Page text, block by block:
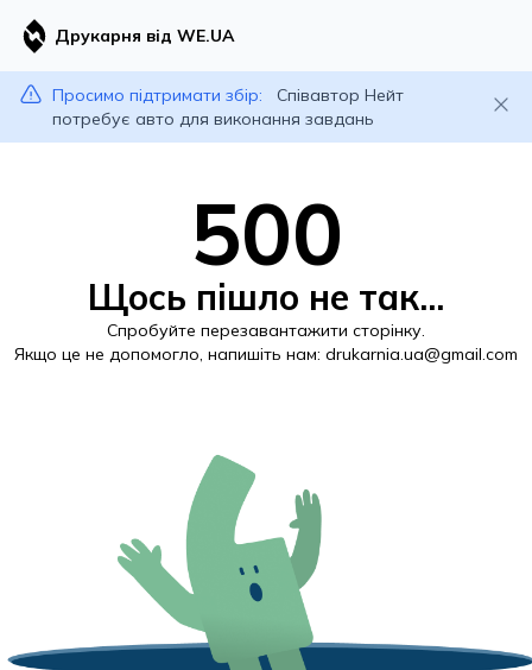
Друкарня від WE.UA
Просимо підтримати збір:
Співавтор Нейт
потребує авто для виконання завдань
500
Щось пішло не так...
Спробуйте перезавантажити сторінку.
Якщо це не допомогло, напишіть нам: drukarnia.ua@gmail.com